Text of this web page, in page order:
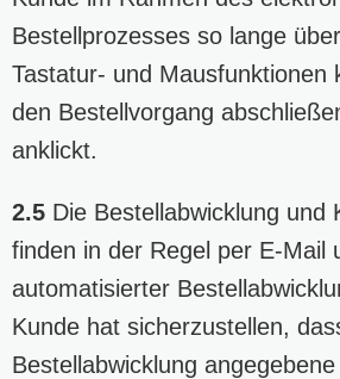
Bestellprozesses so lange
Tastatur- und Mausfunktionen
den Bestellvorgang
anklickt.
2.5 Die Bestellabwicklung und
finden in der Regel per E-Mail
automatisierter
Kunde hat sicherzustellen,
Bestellabwicklung